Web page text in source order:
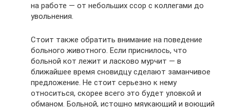
на работе — от небольших ссор с коллегами до
увольнения.
Стоит также обратить внимание на поведение
больного животного. Если приснилось, что
больной кот лежит и ласково мурчит — в
ближайшее время сновидцу сделают заманчивое
предложение. Не стоит серьезно к нему
относиться, скорее всего это будет уловкой и
обманом. Больной, истошно мяукающий и воющий